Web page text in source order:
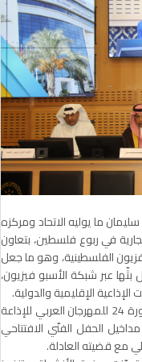
ما يوليه الاتحاد ومركزه
في ربوع فلسطين، بتعاون
الفلسطينية، وهو ما جعل
بثّها عبر شبكة الأسبو فيزيون،
الإقليمية والدولية.
وأضاف أن الاتحاد وفاءً لرسالته القومية، وضع الدورة 24 للمهرجان العربي للإذاعة
الحفل الفنّي الافتتاحي
مع قضيته العادلة.